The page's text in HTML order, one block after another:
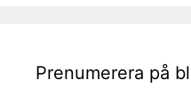
Prenumerera på